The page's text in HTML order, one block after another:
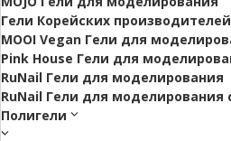
Гели Корейских производителей
MOOI Vegan Гели для
Pink House Гели для
RuNail Гели для моделирования
RuNail Гели для
Полигели